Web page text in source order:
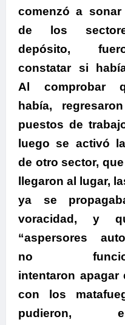
comenzó a
de los
depósito,
constatar si
Al comprobar
había,
puestos de
luego se activó
de otro sector,
llegaron al lugar,
ya se
voracidad, y
“aspersores
no
intentaron apagar
con los
pudieron,